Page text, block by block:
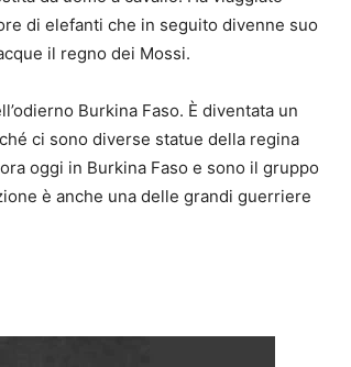
di elefanti che in seguito divenne suo
il regno dei Mossi.
Burkina Faso. È diventata un
ci sono diverse statue della regina
oggi in Burkina Faso e sono il gruppo
è anche una delle grandi guerriere